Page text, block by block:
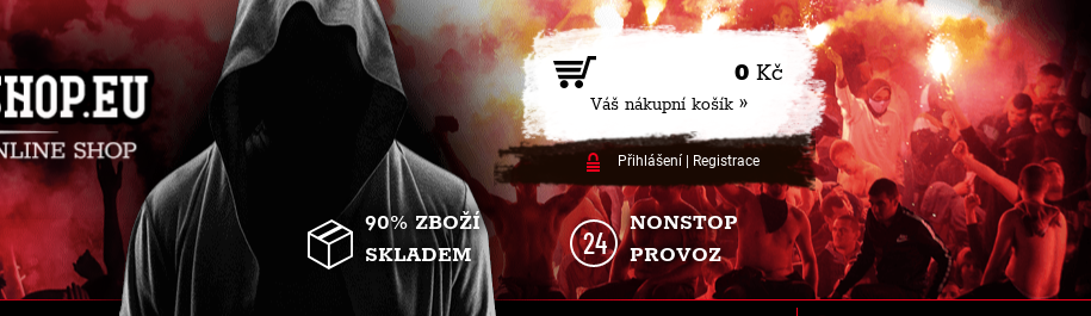
0 Kč
Váš nákupní košík »
Přihlášení| Registrace
90% ZBOŽÍ
SKLADEM
NONSTOP
PROVOZ